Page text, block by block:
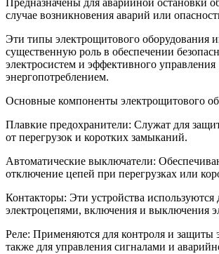
Предназначены для аварийной остановки
случае возникновения аварий или
Эти типы электрощитового оборудования
существенную роль в обеспечении
электросистем и эффективного управления
энергопотреблением.
Основные компоненты электрощитового
Плавкие предохранители: Служат для
от перегрузок и коротких замыканий.
Автоматические выключатели:
отключение цепей при перегрузках или
Контакторы: Эти устройства используются
электроцепями, включения и выключения
Реле: Применяются для контроля и защиты
также для управления сигналами и